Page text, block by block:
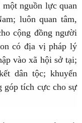
nguồn lực quan
luôn quan tâm,
cộng đồng người
có địa vị pháp lý
vào xã hội sở tại;
dân tộc; khuyến
góp tích cực cho sự